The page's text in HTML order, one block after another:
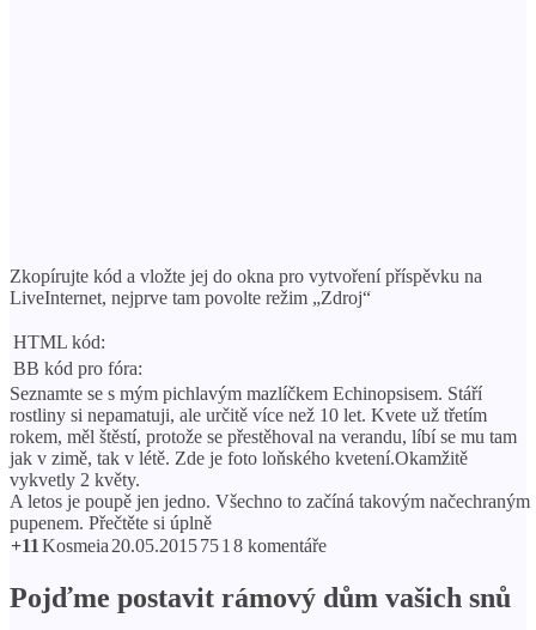
Zkopírujte kód a vložte jej do okna pro vytvoření příspěvku na
LiveInternet, nejprve tam povolte režim „Zdroj“
HTML kód:
BB kód pro fóra:
Seznamte se s mým pichlavým mazlíčkem Echinopsisem. Stáří
rostliny si nepamatuji, ale určitě více než 10 let. Kvete už třetím
rokem, měl štěstí, protože se přestěhoval na verandu, líbí se mu tam
jak v zimě, tak v létě. Zde je foto loňského kvetení.Okamžitě
vykvetly 2 květy.
A letos je poupě jen jedno. Všechno to začíná takovým načechraným
pupenem. Přečtěte si úplně
+11 Kosmeia 20.05.2015751 8 komentáře
Pojďme postavit rámový dům vašich snů